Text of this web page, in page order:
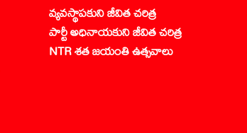
వ్యవస్థాపకుని జీవిత చరిత్ర
పార్టీ అధినాయకుని జీవిత చరిత్ర
NTR శత జయంతి ఉత్సవాలు